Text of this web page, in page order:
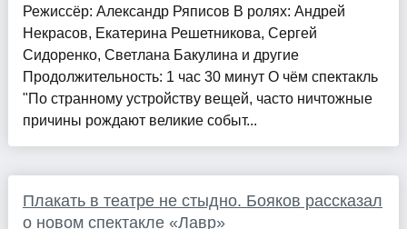
Режиссёр: Александр Ряписов В ролях: Андрей
Некрасов, Екатерина Решетникова, Сергей
Сидоренко, Светлана Бакулина и другие
Продолжительность: 1 час 30 минут О чём спектакль
"По странному устройству вещей, часто ничтожные
причины рождают великие событ...
Плакать в театре не стыдно. Бояков рассказал
о новом спектакле «Лавр»